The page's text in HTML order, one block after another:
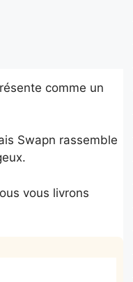
comme un
Swapn rassemble
vous livrons